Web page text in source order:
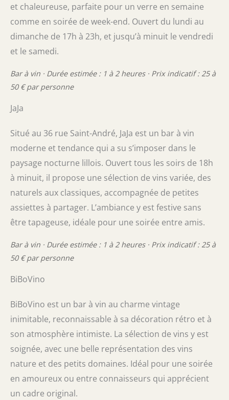
et chaleureuse, parfaite pour un verre en semaine
comme en soirée de week-end. Ouvert du lundi au
dimanche de 17h à 23h, et jusqu’à minuit le vendredi
et le samedi.
Bar à vin · Durée estimée : 1 à 2 heures · Prix indicatif : 25 à
50 € par personne
JaJa
Situé au 36 rue Saint-André, JaJa est un bar à vin
moderne et tendance qui a su s’imposer dans le
paysage nocturne lillois. Ouvert tous les soirs de 18h
à minuit, il propose une sélection de vins variée, des
naturels aux classiques, accompagnée de petites
assiettes à partager. L’ambiance y est festive sans
être tapageuse, idéale pour une soirée entre amis.
Bar à vin · Durée estimée : 1 à 2 heures · Prix indicatif : 25 à
50 € par personne
BiBoVino
BiBoVino est un bar à vin au charme vintage
inimitable, reconnaissable à sa décoration rétro et à
son atmosphère intimiste. La sélection de vins y est
soignée, avec une belle représentation des vins
nature et des petits domaines. Idéal pour une soirée
en amoureux ou entre connaisseurs qui apprécient
un cadre original.